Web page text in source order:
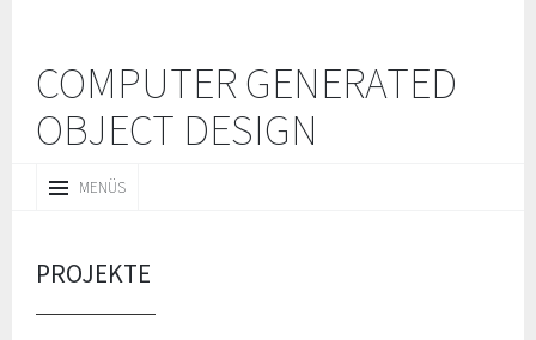
COMPUTER GENERATED
OBJECT‌‌‌ DESIGN
MENÜS
INHALT
PROJEKTE